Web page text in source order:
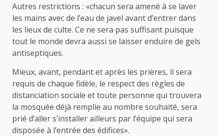
Autres restrictions : «chacun sera amené à se laver
les mains avec de l’eau de javel avant d’entrer dans
les lieux de culte. Ce ne sera pas suffisant puisque
tout le monde devra aussi se laisser enduire de gels
antiseptiques.
Mieux, avant, pendant et après les prières, il sera
requis de chaque fidèle, le respect des règles de
distanciation sociale et toute personne qui trouvera
la mosquée déjà remplie au nombre souhaité, sera
prié d’aller s’installer ailleurs par l’équipe qui sera
disposée à l’entrée des édifices».